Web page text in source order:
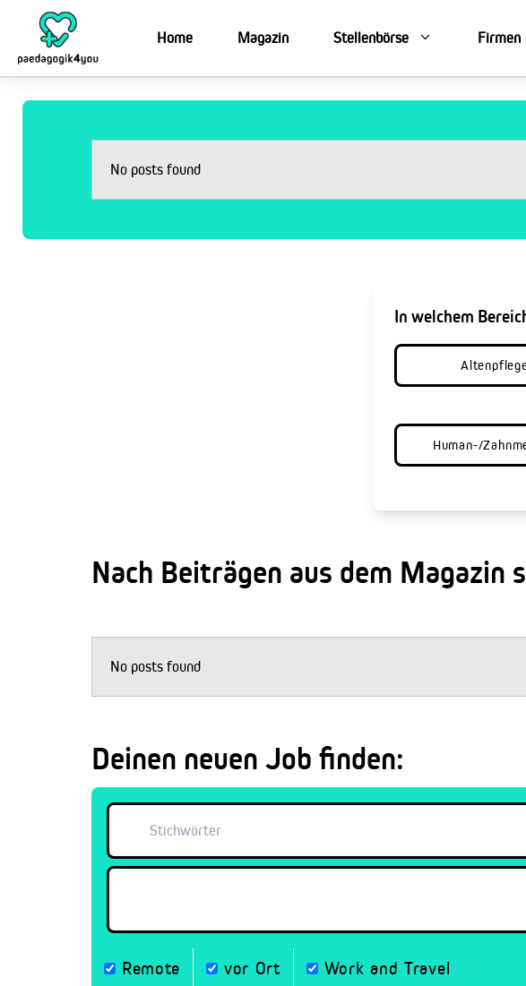
Home Magazin Stellenbörse Firmen
No posts found
In welchem
Human-/
Nach Beiträgen aus dem Magazin
No posts found
Deinen neuen Job finden:
Remote vor Ort Work and Travel